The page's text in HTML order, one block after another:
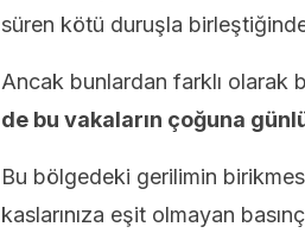
süren kötü duruşla
Ancak bunlardan farklı olarak
de bu vakaların çoğuna
Bu bölgedeki gerilimin
kaslarınıza eşit olmayan